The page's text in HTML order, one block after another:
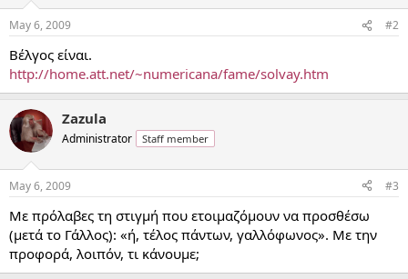
May 6, 2009 #2
Βέλγος είναι.
http://home.att.net/~numericana/fame/solvay.htm
Zazula
Administrator Staff member
May 6, 2009 #3
Με πρόλαβες τη στιγμή που ετοιμαζόμουν να προσθέσω
(μετά το Γάλλος): «ή, τέλος πάντων, γαλλόφωνος». Με την
προφορά, λοιπόν, τι κάνουμε;